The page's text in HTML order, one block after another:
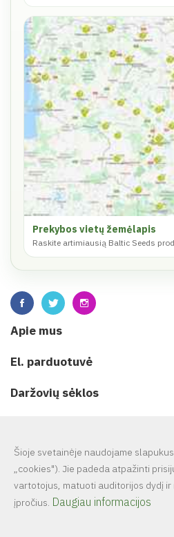
Prekybos vietų žemėlapis
Raskite artimiausią Baltic Seeds
Apie mus
El. parduotuvė
Daržovių sėklos
Šioje svetainėje naudojame
„cookies"). Jie padeda atpažinti
vartotojus, matuoti auditorijos dydį ir
įpročius. Daugiau informacijos
© 2025 UAB Baltic seeds. Visa
saugoma autorinių teisių.